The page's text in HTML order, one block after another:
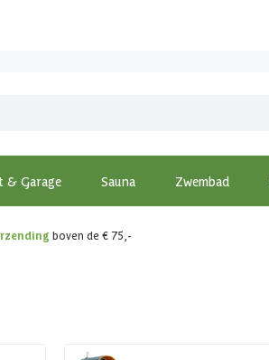
& Garage Sauna Zwembad
boven de € 75,-